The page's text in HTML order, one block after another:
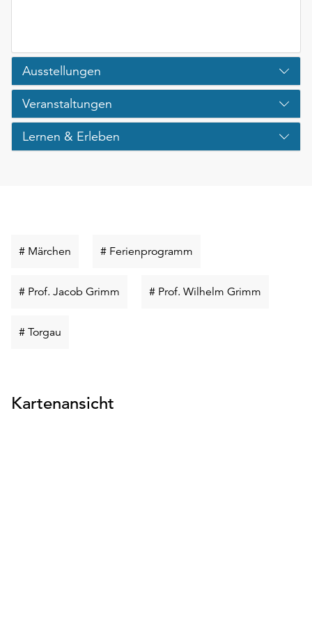
Ausstellungen
Veranstaltungen
Lernen & Erleben
# Märchen Schlüsselwort
# Ferienprogramm
# Prof. Jacob Grimm Schlüsselwort
# Prof. Wilhelm Grimm
# Torgau
Kartenansicht